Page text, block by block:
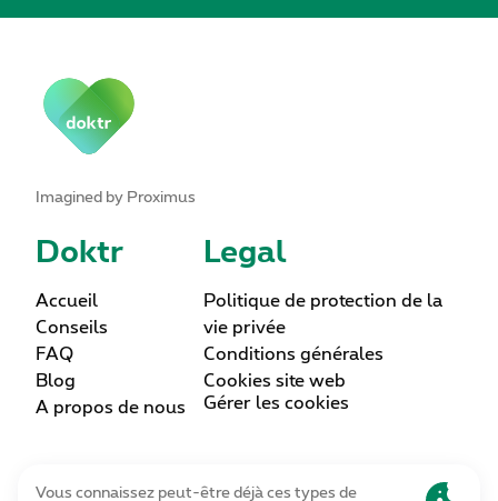
Imagined by Proximus
Doktr
Accueil
Conseils
FAQ
Blog
A propos de nous
Legal
Politique de protection de la
vie privée
Conditions générales
Cookies site web
Gérer les cookies
Lettre d’information